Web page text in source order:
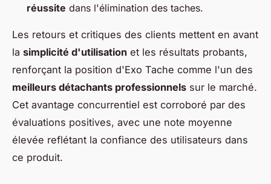
réussite dans l'élimination des taches.
Les retours et critiques des clients mettent en avant
la simplicité d'utilisation et les résultats probants,
renforçant la position d'Exo Tache comme l'un des
meilleurs détachants professionnels sur le marché.
Cet avantage concurrentiel est corroboré par des
évaluations positives, avec une note moyenne
élevée reflétant la confiance des utilisateurs dans
ce produit.